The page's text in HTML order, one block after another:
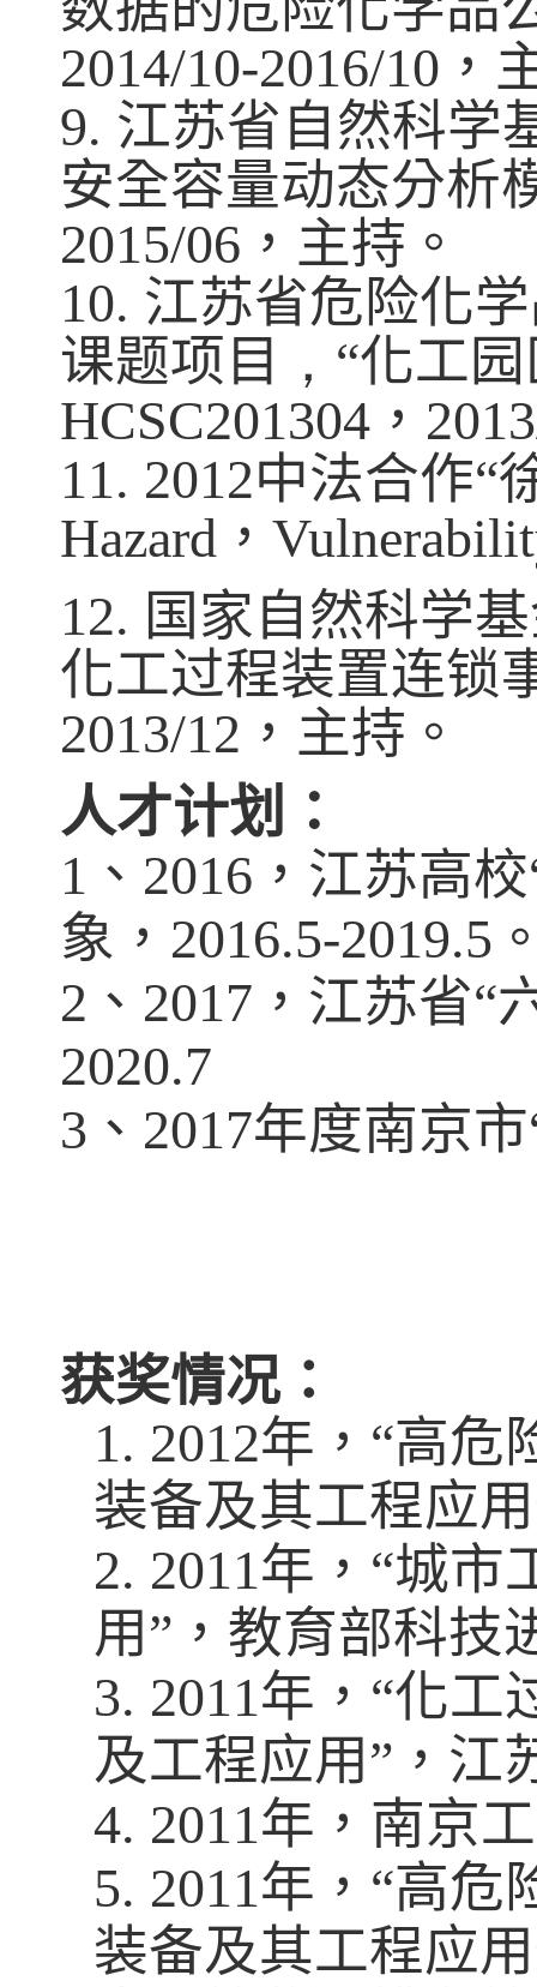
2014/10-2016/10 ，
9. 江苏省自然科学
安全容量动态分析
2015/06 ，主持。
10. 江苏省危险化
课题项目
， “化工
HCSC201304 ，
11. 2012中法合作“
Hazard ，
12. 国家自然科学
化工过程装置连锁
2013/12 ，主持。
人才计划：
1 、 2016 ，江苏高校
象， 2016.5-2019.5
2 、 2017 ，江苏省“
2020.7
3 、 2017年度南京市
获奖情况：
1. 2012年， “高危
装备及其工程应用
2. 2011年， “城市
用” ，教育部科技
3. 2011年， “化工
及工程应用” ，江
4. 2011年，南京
5. 2011年， “高危
装备及其工程应用